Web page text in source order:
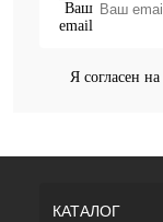
Я согласен на
КАТАЛОГ